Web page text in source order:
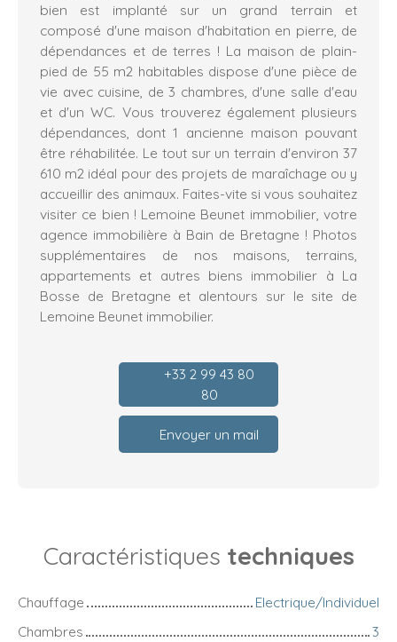
bien est implanté sur un grand terrain et
composé d'une maison d'habitation en pierre, de
dépendances et de terres ! La maison de plain-
pied de 55 m2 habitables dispose d'une pièce de
vie avec cuisine, de 3 chambres, d'une salle d'eau
et d'un WC. Vous trouverez également plusieurs
dépendances, dont 1 ancienne maison pouvant
être réhabilitée. Le tout sur un terrain d'environ 37
610 m2 idéal pour des projets de maraîchage ou y
accueillir des animaux. Faites-vite si vous souhaitez
visiter ce bien ! Lemoine Beunet immobilier, votre
agence immobilière à Bain de Bretagne ! Photos
supplémentaires de nos maisons, terrains,
appartements et autres biens immobilier à La
Bosse de Bretagne et alentours sur le site de
Lemoine Beunet immobilier.
+33 2 99 43 80
80
Envoyer un mail
Caractéristiques techniques
Chauffage
Electrique/Individuel
Chambres
3